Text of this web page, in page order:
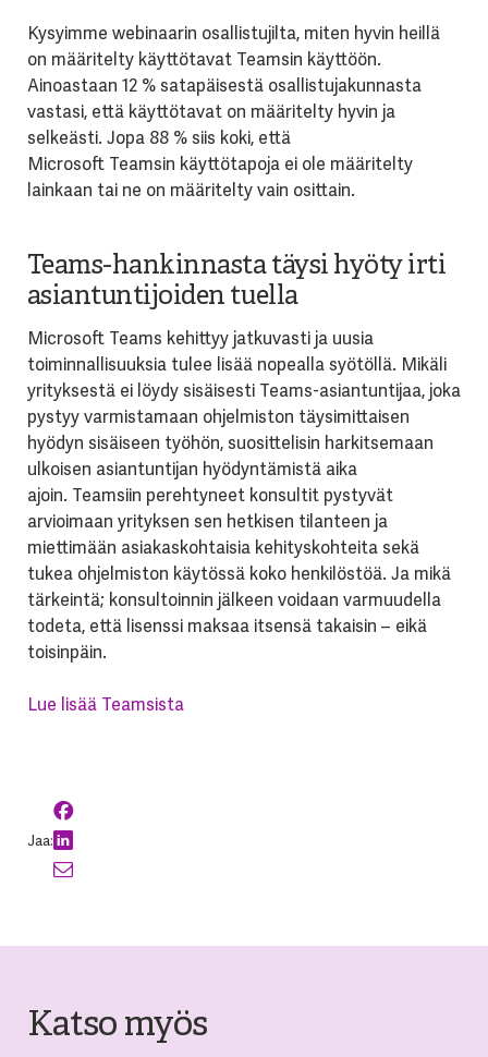
Kysyimme webinaarin osallistujilta, miten hyvin heillä
on määritelty käyttötavat Teamsin käyttöön.
Ainoastaan 12 % satapäisestä osallistujakunnasta
vastasi, että käyttötavat on määritelty hyvin ja
selkeästi. Jopa 88 % siis koki, että
Microsoft Teamsin käyttötapoja ei ole määritelty
lainkaan tai ne on määritelty vain osittain.
Teams-hankinnasta täysi hyöty irti
asiantuntijoiden tuella
Microsoft Teams kehittyy jatkuvasti ja uusia
toiminnallisuuksia tulee lisää nopealla syötöllä. Mikäli
yrityksestä ei löydy sisäisesti Teams-asiantuntijaa, joka
pystyy varmistamaan ohjelmiston täysimittaisen
hyödyn sisäiseen työhön, suosittelisin harkitsemaan
ulkoisen asiantuntijan hyödyntämistä aika
ajoin. Teamsiin perehtyneet konsultit pystyvät
arvioimaan yrityksen sen hetkisen tilanteen ja
miettimään asiakaskohtaisia kehityskohteita sekä
tukea ohjelmiston käytössä koko henkilöstöä. Ja mikä
tärkeintä; konsultoinnin jälkeen voidaan varmuudella
todeta, että lisenssi maksaa itsensä takaisin – eikä
toisinpäin.
Lue lisää Teamsista
Jaa:
Katso myös